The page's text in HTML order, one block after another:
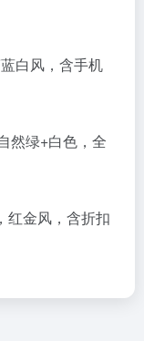
白风，含手机
然绿+白色，全
红金风，含折扣